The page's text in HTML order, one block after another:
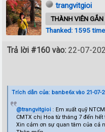
trangvitgioi
THÀNH VIÊN
Thanked: 1595
Trả lời #160 vào: 22-07-
Trích dẫn của: banbe6x vào 21-07-
@trangvitgioi: Em xuất quỹ
CMTX chị Hoa từ tháng 7 đến
Xin cảm ơn sự quan tâm của cả